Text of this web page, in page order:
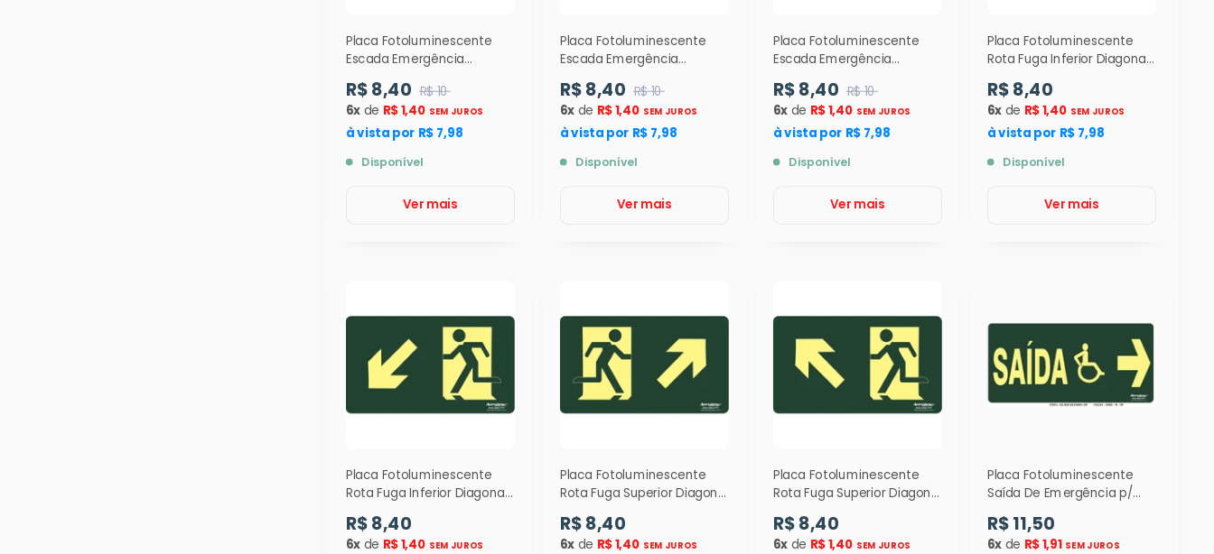
Placa Fotoluminescente
Escada Emergência
12x24cm - 9327
R$ 8,40 R$ 10
6x de R$ 1,40 SEM JUROS
à vista por R$ 7,98
Disponível
Ver mais
Placa Fotoluminescente
Escada Emergência
24cm - 9336
R$ 8,40 R$ 10
6xde R$ 1,40 SEM JUROS
à vista por R$ 7,98
Disponível
Ver mais
Placa Fotoluminescente
Escada Emergência
12x24cm - 9319
R$ 8,40 R$ 10
6x de R$ 1,40 SEM JUROS
à vista por R$ 7,98
Disponível
Ver mais
Placa Fotoluminescente
Rota Fuga Inferior Diagonal
9338
R$ 8,40
6xde R$ 1,40 SEM JUROS
à vista por R$ 7,98
Disponível
Ver mais
Placa Fotoluminescente
Rota Fuga Inferior Diagonal
9339
R$ 8,40
6x de R$ 1,40 SEM JUROS
Placa Fotoluminescente
Rota Fuga Superior Diagonal
9341
R$ 8,40
6xde R$ 1,40 SEM JUROS
Placa Fotoluminescente
Rota Fuga Superior Diagonal
9340
R$ 8,40
6x de R$ 1,40 SEM JUROS
Placa Fotoluminescente
Saída De Emergência p/
15x30 CM- 9373
R$ 11,50
6xde R$ 1,91 SEM JUROS